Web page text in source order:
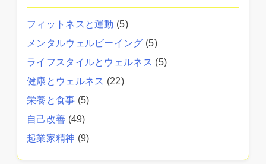
フィットネスと運動 (5)
メンタルウェルビーイング (5)
ライフスタイルとウェルネス (5)
健康とウェルネス (22)
栄養と食事 (5)
自己改善 (49)
起業家精神 (9)